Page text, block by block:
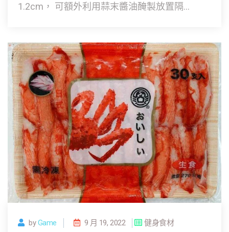
1.2cm， 可額外利用蒜末醬油醃製放置隔...
byGame 9 月 19, 2022 健身食材